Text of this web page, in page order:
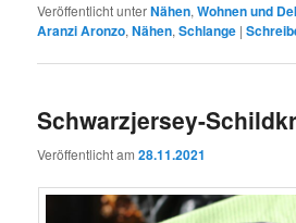
Veröffentlicht unterNähen,Wohnen und
Aranzi Aronzo,Nähen,Schlange |
Schwarzjersey-
Veröffentlicht am28.11.2021